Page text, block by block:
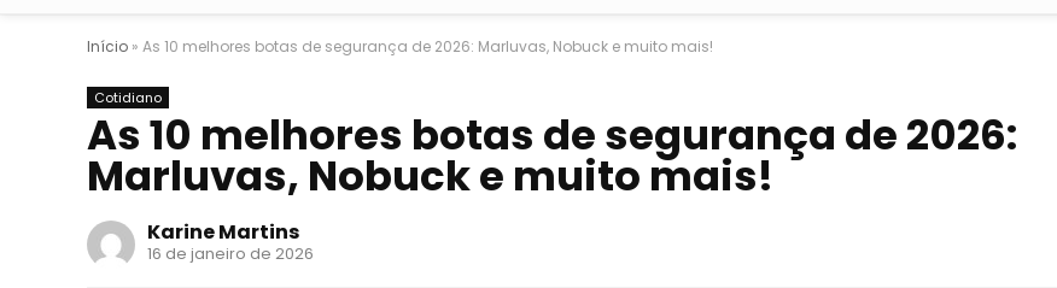
Início » As 10 melhores botas de segurança de 2026: Marluvas, Nobuck e muito mais!
Cotidiano
As 10 melhores botas de segurança de 2026:
Marluvas, Nobuck e muito mais!
Karine Martins
16 de janeiro de 2026